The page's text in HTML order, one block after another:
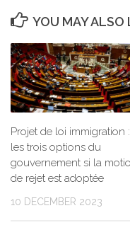
YOU MAY ALSO
Projet de loi immigration :
les trois options du
gouvernement si la
de rejet est adoptée
10 DECEMBER 2023